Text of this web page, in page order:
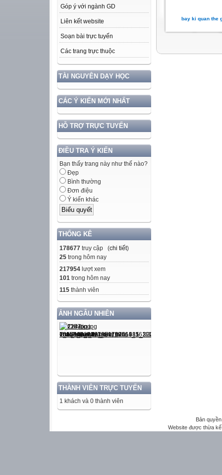
Góp ý với ngành GD
Liên kết website
Soạn bài trực tuyến
Các trang trực thuộc
TÀI NGUYÊN DẠY HỌC
CÁC Ý KIẾN MỚI NHẤT
HỖ TRỢ TRỰC TUYẾN
ĐIỀU TRA Ý KIẾN
Bạn thấy trang này như thế nào?
Đẹp
Bình thường
Đơn điệu
Ý kiến khác
THỐNG KÊ
178677 truy cập (chi tiết)
25 trong hôm nay
217954 lượt xem
101 trong hôm nay
115 thành viên
ẢNH NGẪU NHIÊN
THÀNH VIÊN TRỰC TUYẾN
1 khách và 0 thành viên
bay ki quan the
Bản
Website được thừa